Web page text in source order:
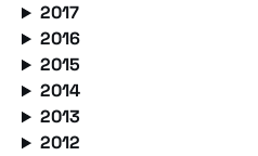
2017
2016
2015
2014
2013
2012